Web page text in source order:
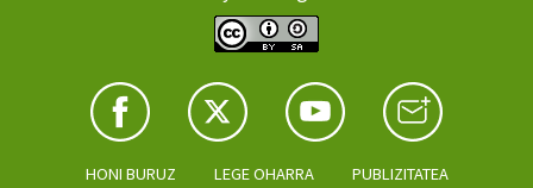
HONI BURUZ LEGE OHARRA PUBLIZITATEA